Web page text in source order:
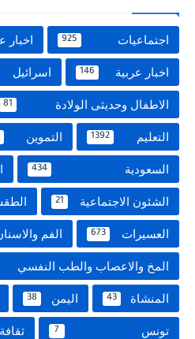
اجتماعيات 925 اخبار
اخبار عربية 146 اسرائيل
الاطفال وحديثى الولادة 81
التعليم 1392 التموين
السعودية 434
الشئون الاجتماعية 21
العسيرات 673 الفم
المخ والاعصاب والطب النفسي
المنشاة 43 اليمن 38
تونس 7